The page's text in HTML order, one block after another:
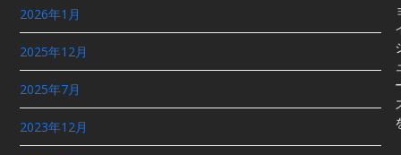
2026年1月
2025年12月
2025年7月
2023年12月